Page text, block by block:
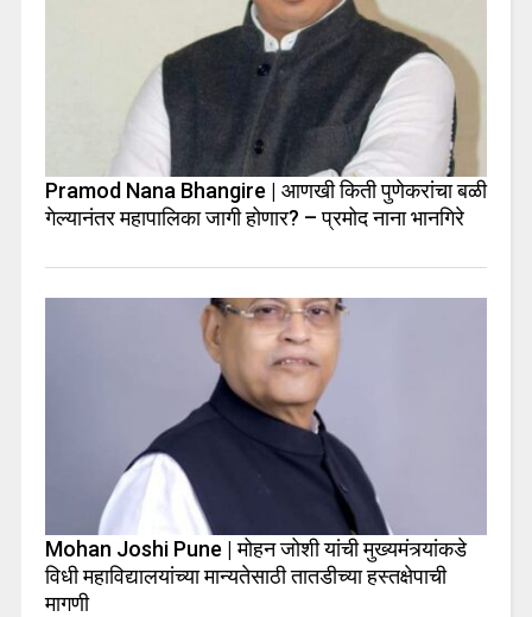
Pramod Nana Bhangire | आणखी किती पुणेकरांचा बळी
गेल्यानंतर महापालिका जागी होणार? – प्रमोद नाना भानगिरे
Mohan Joshi Pune | मोहन जोशी यांची मुख्यमंत्र्यांकडे
विधी महाविद्यालयांच्या मान्यतेसाठी तातडीच्या हस्तक्षेपाची
मागणी